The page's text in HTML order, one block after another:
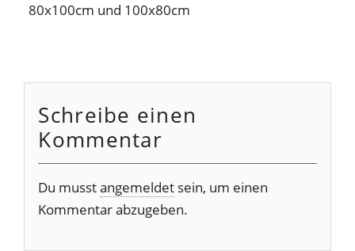
80x100cm und 100x80cm
Schreibe einen
Kommentar
Du musstangemeldet sein, um einen
Kommentar abzugeben.